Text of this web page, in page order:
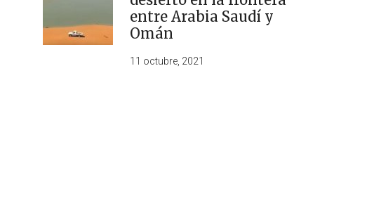
entre Arabia Saudí y
Omán
11 octubre, 2021